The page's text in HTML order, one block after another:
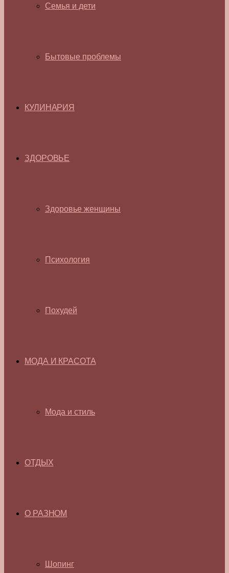
Семья и дети
Бытовые проблемы
КУЛИНАРИЯ
ЗДОРОВЬЕ
Здоровье женщины
Психология
Похудей
МОДА И КРАСОТА
Мода и стиль
ОТДЫХ
О РАЗНОМ
Шопинг